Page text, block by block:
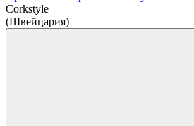
Corkstyle
(Швейцария)